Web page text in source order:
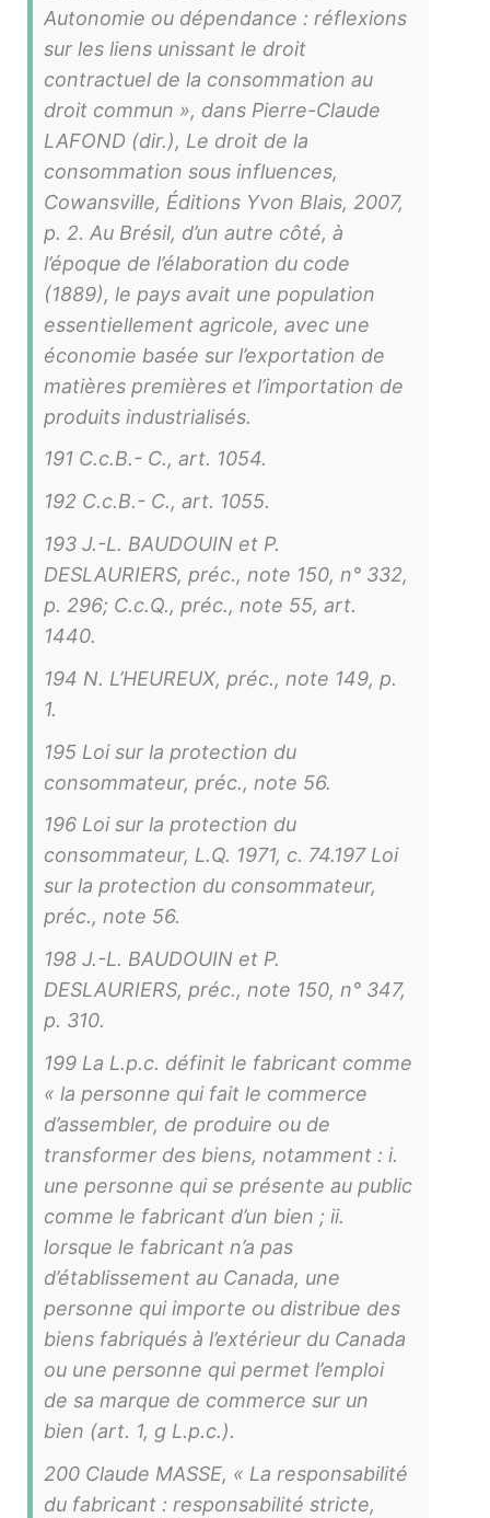
Autonomie ou dépendance : réflexions
sur les liens unissant le droit
contractuel de la consommation au
droit commun », dans Pierre-Claude
LAFOND (dir.), Le droit de la
consommation sous influences,
Cowansville, Éditions Yvon Blais, 2007,
p. 2. Au Brésil, d’un autre côté, à
l’époque de l’élaboration du code
(1889), le pays avait une population
essentiellement agricole, avec une
économie basée sur l’exportation de
matières premières et l’importation de
produits industrialisés.
191 C.c.B.- C., art. 1054.
192 C.c.B.- C., art. 1055.
193 J.-L. BAUDOUIN et P.
DESLAURIERS, préc., note 150, n° 332,
p. 296; C.c.Q., préc., note 55, art.
1440.
194 N. L’HEUREUX, préc., note 149, p.
1.
195 Loi sur la protection du
consommateur, préc., note 56.
196 Loi sur la protection du
consommateur, L.Q. 1971, c. 74.197 Loi
sur la protection du consommateur,
préc., note 56.
198 J.-L. BAUDOUIN et P.
DESLAURIERS, préc., note 150, n° 347,
p. 310.
199 La L.p.c. définit le fabricant comme
« la personne qui fait le commerce
d’assembler, de produire ou de
transformer des biens, notamment : i.
une personne qui se présente au public
comme le fabricant d’un bien ; ii.
lorsque le fabricant n’a pas
d’établissement au Canada, une
personne qui importe ou distribue des
biens fabriqués à l’extérieur du Canada
ou une personne qui permet l’emploi
de sa marque de commerce sur un
bien (art. 1, g L.p.c.).
200 Claude MASSE, « La responsabilité
du fabricant : responsabilité stricte,